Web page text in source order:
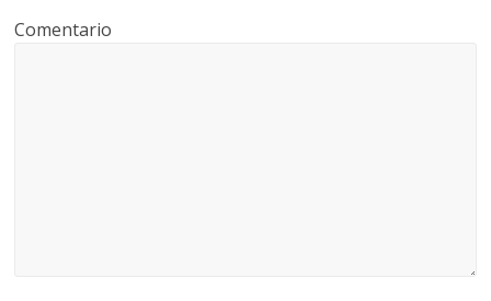
Comentario